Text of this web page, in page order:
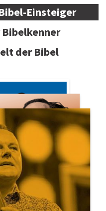
Einsteiger
der Bibel